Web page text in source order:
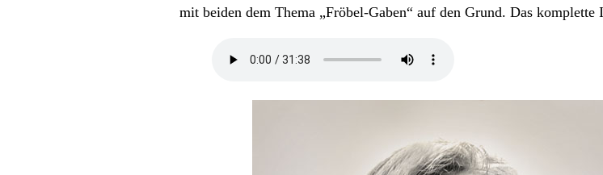
mit beiden dem Thema „Fröbel-Gaben“ auf den Grund. Das